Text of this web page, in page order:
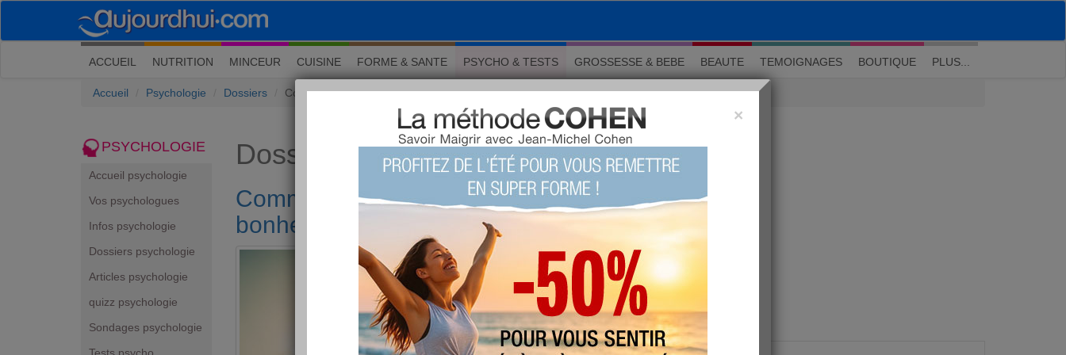
M'inscrire| Me connecter| ? Visite guidée
ACCUEIL (current)
NUTRITION MINCEUR CUISINE FORME & SANTE PSYCHO & TESTS GROSSESSE & BEBE BEAUTE TEMOIGNAGES BOUTIQUE PLUS...
Accueil Psychologie Dossiers Comment peut-on devenir doué en bonheur ?
PSYCHOLOGIE
Accueil psychologie
Vos psychologues
Infos psychologie
Dossiers psychologie
Articles psychologie
quizz psychologie
Sondages psychologie
Dossiers Psychologie
Comment peut-on devenir doué en
bonheur ?
LU 108591 fois COMMENTÉ 0 fois
TAGS:
AUTEUR : Claire Dahan
lundi 30 octobre 2017
La recherche du bonheur est au centre
de nos préoccupations. Comment être
×